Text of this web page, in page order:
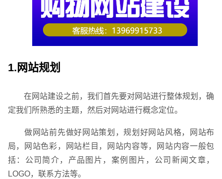
1.网站规划
在网站建设之前，我们首先要对网站进行整体规划，确
定我们所熟悉的主题，然后对网站进行概念定位。
做网站前先做好网站策划，规划好网站风格，网站布
局，网站色彩，网站栏目，网站内容等，网站内容一般包
括：公司简介，产品图片，案例图片，公司新闻文章，
LOGO，联系方法等。